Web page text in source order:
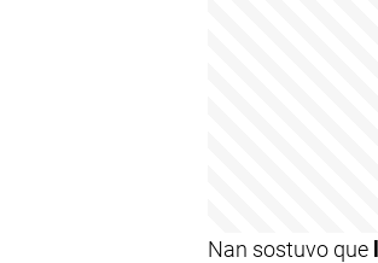
Nan sostuvo que